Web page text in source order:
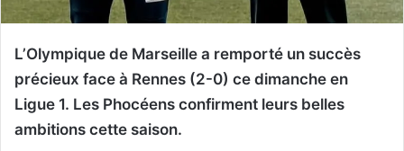
L’Olympique de Marseille a remporté un succès
précieux face à Rennes (2-0) ce dimanche en
Ligue 1. Les Phocéens confirment leurs belles
ambitions cette saison.